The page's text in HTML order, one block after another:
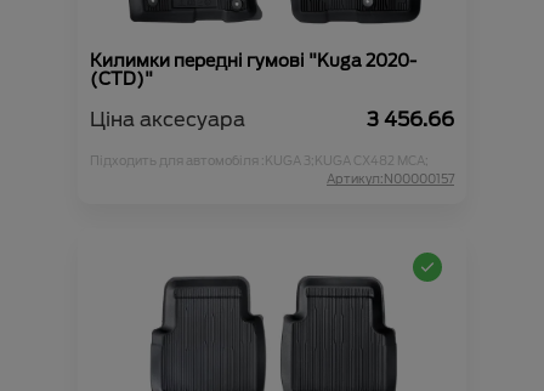
Килимки передні гумові "Kuga 2020-
(CTD)"
Ціна аксесуара 3 456.66
Підходить для автомобіля :KUGA 3;KUGA CX482 MCA;
Артикул:N00000157